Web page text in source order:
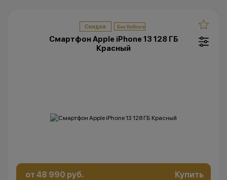
Скидка
Смартфон Apple iPhone 13 128 ГБ
Красный
от 48 990 руб. Купить